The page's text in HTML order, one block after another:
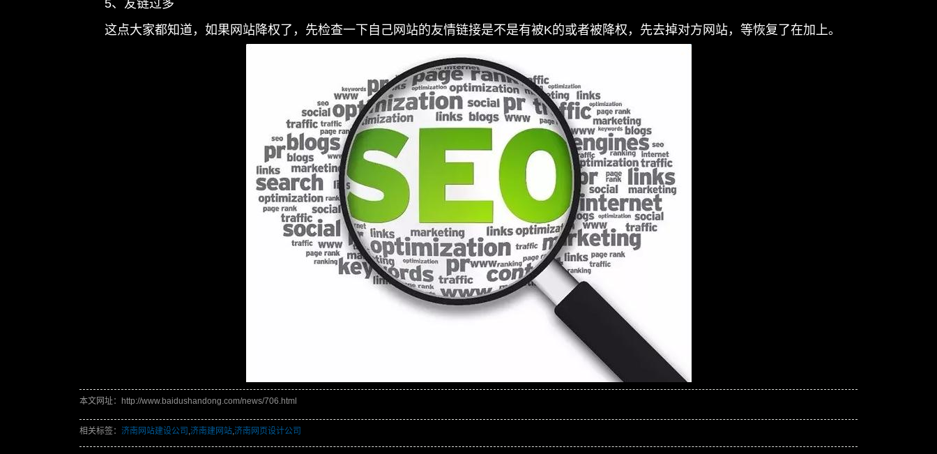
5、友链过多
这点大家都知道，如果网站降权了，先检查一下自己网站的友情链接是不是有被K的或者被降权，先去掉对方网站，等恢复了在加上。
本文网址：http://www.baidushandong.com/news/706.html
相关标签： 济南网站建设公司 ,济南建网站,济南网页设计公司